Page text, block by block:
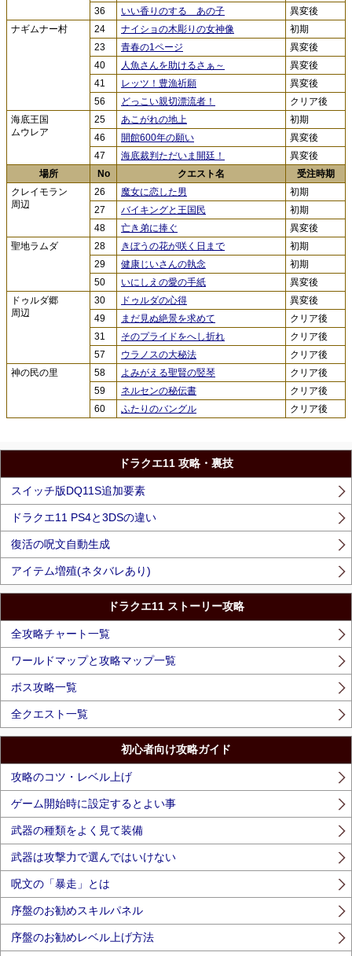
36 いい香りのする あの子
異変後
ナギムナー村
24 ナイショの木彫りの女神像
初期
23
青春の1ページ
異変後
40
人魚さんを助けるさぁ～
異変後
41
レッツ！豊漁祈願
異変後
56
どっこい親切漂流者！
クリア後
海底王国
ムウレア
25 あこがれの地上
初期
46
開館600年の願い
異変後
47
海底裁判ただいま開廷！
異変後
場所
No クエスト名
受注時期
クレイモラン
周辺
26 魔女に恋した男
初期
27
バイキングと王国民
初期
48
亡き弟に捧ぐ
異変後
聖地ラムダ
28 きぼうの花が咲く日まで
初期
29
健康じいさんの執念
初期
50
いにしえの愛の手紙
異変後
ドゥルダ郷
周辺
30 ドゥルダの心得
異変後
49
まだ見ぬ絶景を求めて
クリア後
31
そのプライドをへし折れ
クリア後
57
ウラノスの大秘法
クリア後
神の民の里
58 よみがえる聖賢の竪琴
クリア後
59
ネルセンの秘伝書
クリア後
60
ふたりのバングル クリア後
ドラクエ11 攻略・裏技
スイッチ版DQ11S追加要素
ドラクエ11 PS4と3DSの違い
復活の呪文自動生成
アイテム増殖(ネタバレあり)
ドラクエ11 ストーリー攻略
全攻略チャート一覧
ワールドマップと攻略マップ一覧
ボス攻略一覧
全クエスト一覧
初心者向け攻略ガイド
攻略のコツ・レベル上げ
ゲーム開始時に設定するとよい事
武器の種類をよく見て装備
武器は攻撃力で選んではいけない
呪文の「暴走」とは
序盤のお勧めスキルパネル
序盤のお勧めレベル上げ方法